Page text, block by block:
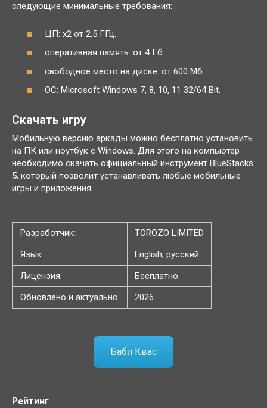
следующие минимальные требования:
ЦП: x2 от 2.5 ГГц.
оперативная память: от 4 Гб.
свободное место на диске: от 600 Мб.
ОС: Microsoft Windows 7, 8, 10, 11 32/64 Bit.
Скачать игру
Мобильную версию аркады можно бесплатно установить
на ПК или ноутбук с Windows. Для этого на компьютер
необходимо скачать официальный инструмент BlueStacks
5, который позволит устанавливать любые мобильные
игры и приложения.
Разработчик:
TOROZO LIMITED
Язык:
English, русский
Лицензия:
Бесплатно
Обновлено и актуально:
2026
Бабл Квас
Рейтинг